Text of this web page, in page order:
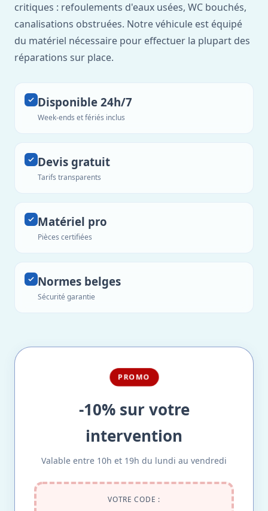
critiques : refoulements d'eaux usées, WC bouchés,
canalisations obstruées. Notre véhicule est équipé
du matériel nécessaire pour effectuer la plupart des
réparations sur place.
Disponible 24h/7
Week-ends et fériés inclus
Devis gratuit
Tarifs transparents
Matériel pro
Pièces certifiées
Normes belges
Sécurité garantie
PROMO
-10% sur votre
intervention
Valable entre 10h et 19h du lundi au vendredi
VOTRE CODE :